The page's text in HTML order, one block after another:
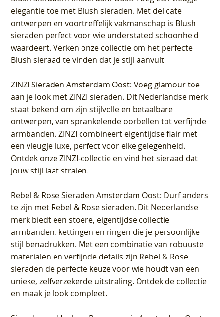
elegantie toe met Blush sieraden. Met delicate
ontwerpen en voortreffelijk vakmanschap is Blush
sieraden perfect voor wie understated schoonheid
waardeert. Verken onze collectie om het perfecte
Blush sieraad te vinden dat je stijl aanvult.
ZINZI Sieraden Amsterdam Oost: Voeg glamour toe
aan je look met ZINZI sieraden. Dit Nederlandse merk
staat bekend om zijn stijlvolle en betaalbare
ontwerpen, van sprankelende oorbellen tot verfijnde
armbanden. ZINZI combineert eigentijdse flair met
een vleugje luxe, perfect voor elke gelegenheid.
Ontdek onze ZINZI-collectie en vind het sieraad dat
jouw stijl laat stralen.
Rebel & Rose Sieraden Amsterdam Oost: Durf anders
te zijn met Rebel & Rose sieraden. Dit Nederlandse
merk biedt een stoere, eigentijdse collectie
armbanden, kettingen en ringen die je persoonlijke
stijl benadrukken. Met een combinatie van robuuste
materialen en verfijnde details zijn Rebel & Rose
sieraden de perfecte keuze voor wie houdt van een
unieke, zelfverzekerde uitstraling. Ontdek de collectie
en maak je look compleet.